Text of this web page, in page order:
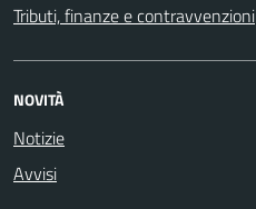
Tributi, finanze e contravvenzioni
NOVITÀ
Notizie
Avvisi